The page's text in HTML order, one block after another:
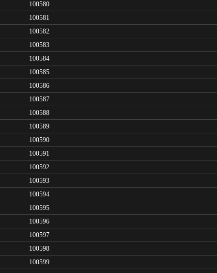
100580
100581
100582
100583
100584
100585
100586
100587
100588
100589
100590
100591
100592
100593
100594
100595
100596
100597
100598
100599